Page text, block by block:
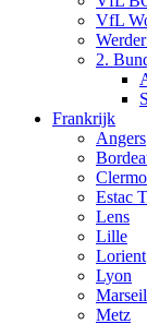
VfL
2.
Frankrijk
Angers
Estac
Lens
Lille
Lorient
Lyon
Metz